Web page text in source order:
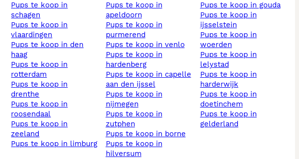
pups te koop in
schagen
pups te koop in
vlaardingen
pups te koop in den
haag
pups te koop in
rotterdam
pups te koop in
drenthe
pups te koop in
roosendaal
pups te koop in
zeeland
pups te koop in limburg
pups te koop in
apeldoorn
pups te koop in
purmerend
pups te koop in venlo
pups te koop in
hardenberg
pups te koop in capelle
aan den ijssel
pups te koop in
nijmegen
pups te koop in
zutphen
pups te koop in borne
pups te koop in
hilversum
pups te koop in gouda
pups te koop in
ijsselstein
pups te koop in
woerden
pups te koop in
lelystad
pups te koop in
harderwijk
pups te koop in
doetinchem
pups te koop in
gelderland